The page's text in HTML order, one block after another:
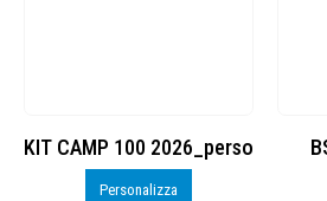
KIT CAMP 100 2026_perso
Personalizza